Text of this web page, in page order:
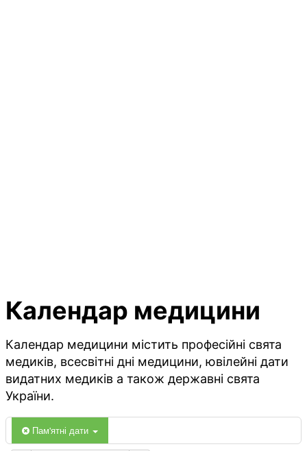
Календар медицини
Календар медицини містить професійні свята
медиків, всесвітні дні медицини, ювілейні дати
видатних медиків а також державні свята
України.
Пам'ятні дати